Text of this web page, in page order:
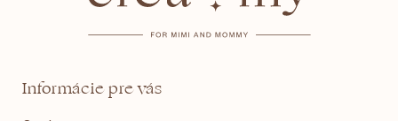
Informácie pre vás